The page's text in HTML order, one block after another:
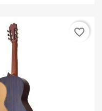
favorite_border